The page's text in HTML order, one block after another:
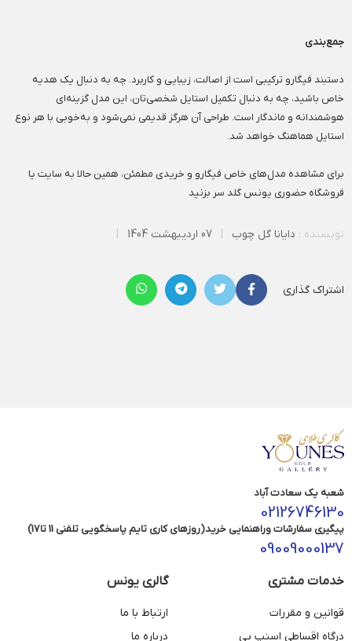
جمع‌بندی
دستبند فیگارو ترکیبی است از اصالت، زیبایی و کاربرد. چه به دنبال یک هدیه
خاص باشید، چه به دنبال تکمیل استایل شخصی‌تان، این مدل گزینه‌ای
هوشمندانه و ماندگار است. طراحی آن هرگز قدیمی نمی‌شود و به‌خوبی با هر نوع
استایل هماهنگ خواهد شد.
برای مشاهده مدل‌های خاص فیگارو و خریدی مطمئن، همین حالا به سایت یا
فروشگاه حضوری یونس گلد سر بزنید
نویسنده : دایانا گل چوب 07 اردیبهشت 1404
اشتراک گذاری
شعبه یک سعادت آباد
02126746130
پیگیری سفارشات وراهنمایی خرید(روزهای کاری تایم پاسخگویی تلفنی 11 تا17)
09009000137
خدمات مشتری
قوانین و مقررات
درگاه اقساطی اسنپ پی
گالری یونس
ارتباط با ما
درباره ما